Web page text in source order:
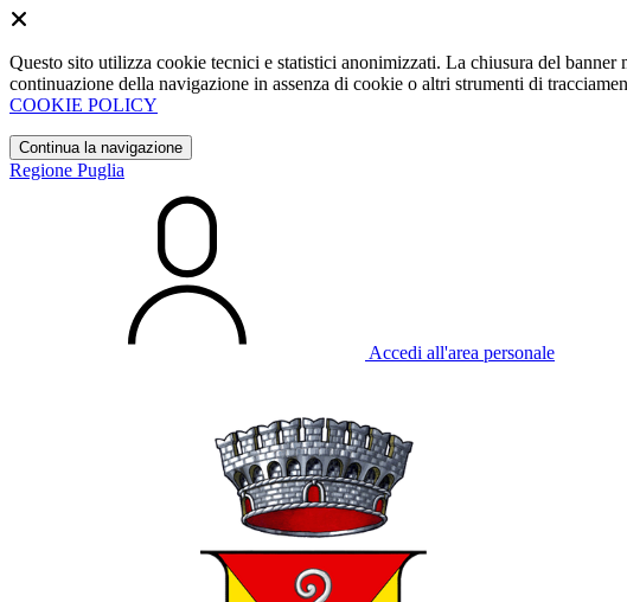
Questo sito utilizza cookie tecnici e statistici anonimizzati. La chiusura del
continuazione della navigazione in assenza di cookie o altri strumenti di
COOKIE POLICY
Continua la navigazione
Regione Puglia
Accedi all'area personale